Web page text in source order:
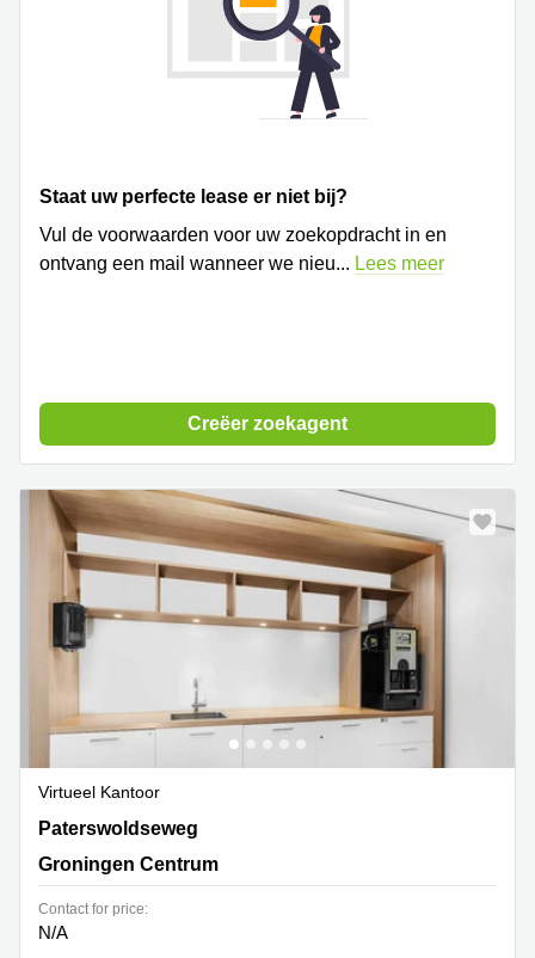
Staat uw perfecte lease er niet bij?
Vul de voorwaarden voor uw zoekopdracht in en
ontvang een mail wanneer we nieu... Lees meer
Creëer zoekagent
Virtueel Kantoor
Paterswoldseweg 806,Begane grond, Groningen
Centrum
Paterswoldseweg
Groningen Centrum
Contact for price:
N/A